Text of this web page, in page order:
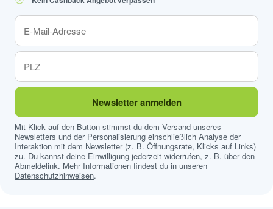
Newsletter anmelden
Mit Klick auf den Button stimmst du dem Versand unseres
Newsletters und der Personalisierung einschließlich Analyse der
Interaktion mit dem Newsletter (z. B. Öffnungsrate, Klicks auf Links)
zu. Du kannst deine Einwilligung jederzeit widerrufen, z. B. über den
Abmeldelink. Mehr Informationen findest du in unseren
Datenschutzhinweisen.